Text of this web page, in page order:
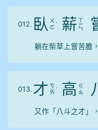
012. 臥 ㄨ
ㄛ ˋ 薪 ㄒ
ㄧ
ㄣ
躺在柴草上嘗苦膽
013. 才 ㄘ
ㄞ ˊ 高 ㄍ
ㄠ
又作「八斗之才」